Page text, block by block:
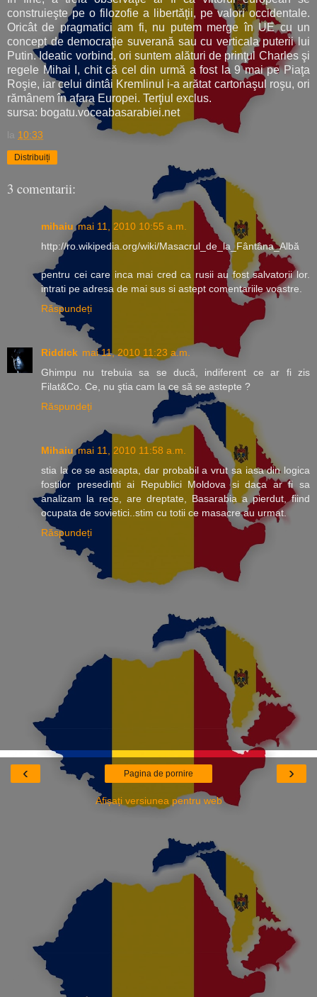
construieşte pe o filozofie a libertăţii, pe valori occidentale.
Oricât de pragmatici am fi, nu putem merge în UE cu un
concept de democraţie suverană sau cu verticala puterii lui
Putin. Ideatic vorbind, ori suntem alături de prinţul Charles şi
regele Mihai I, chit că cel din urmă a fost la 9 mai pe Piaţa
Roşie, iar celui dintâi Kremlinul i-a arătat cartonaşul roşu, ori
rămânem în afara Europei. Terţiul exclus.
sursa: bogatu.voceabasarabiei.net
la 10:33
Distribuiți
3 comentarii:
mihaiu mai 11, 2010 10:55 a.m.
http://ro.wikipedia.org/wiki/Masacrul_de_la_Fântâna_Albă
pentru cei care inca mai cred ca rusii au fost salvatorii lor.
intrati pe adresa de mai sus si astept comentariile voastre.
Răspundeți
Riddick mai 11, 2010 11:23 a.m.
Ghimpu nu trebuia sa se ducă, indiferent ce ar fi zis
Filat&Co. Ce, nu ştia cam la ce să se astepte ?
Răspundeți
Mihaiu mai 11, 2010 11:58 a.m.
stia la ce se asteapta, dar probabil a vrut sa iasa din logica
fostilor presedinti ai Republici Moldova si daca ar fi sa
analizam la rece, are dreptate, Basarabia a pierdut, fiind
ocupata de sovietici..stim cu totii ce masacre au urmat.
Răspundeți
‹ ›
Pagina de pornire
Afișați versiunea pentru web